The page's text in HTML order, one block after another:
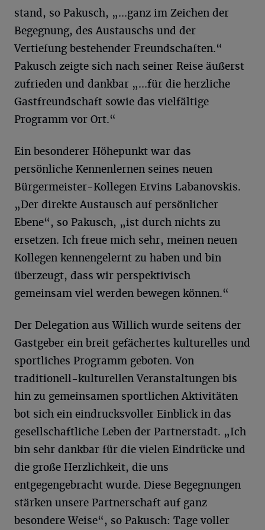
stand, so Pakusch, „...ganz im Zeichen der
Begegnung, des Austauschs und der
Vertiefung bestehender Freundschaften.“
Pakusch zeigte sich nach seiner Reise äußerst
zufrieden und dankbar „...für die herzliche
Gastfreundschaft sowie das vielfältige
Programm vor Ort.“
Ein besonderer Höhepunkt war das
persönliche Kennenlernen seines neuen
Bürgermeister-Kollegen Ervins Labanovskis.
„Der direkte Austausch auf persönlicher
Ebene“, so Pakusch, „ist durch nichts zu
ersetzen. Ich freue mich sehr, meinen neuen
Kollegen kennengelernt zu haben und bin
überzeugt, dass wir perspektivisch
gemeinsam viel werden bewegen können.“
Der Delegation aus Willich wurde seitens der
Gastgeber ein breit gefächertes kulturelles und
sportliches Programm geboten. Von
traditionell-kulturellen Veranstaltungen bis
hin zu gemeinsamen sportlichen Aktivitäten
bot sich ein eindrucksvoller Einblick in das
gesellschaftliche Leben der Partnerstadt. „Ich
bin sehr dankbar für die vielen Eindrücke und
die große Herzlichkeit, die uns
entgegengebracht wurde. Diese Begegnungen
stärken unsere Partnerschaft auf ganz
besondere Weise“, so Pakusch: Tage voller